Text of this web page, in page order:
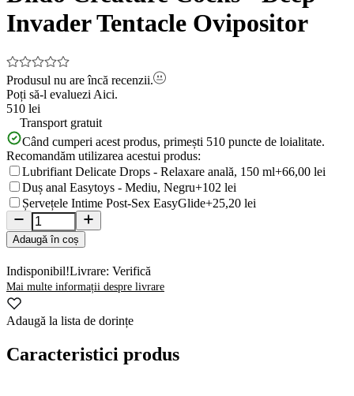
Invader Tentacle Ovipositor
Produsul nu are încă recenzii.
Poți să-l evaluezi Aici.
510 lei
Transport gratuit
Când cumperi acest produs, primești 510 puncte de loialitate.
Recomandăm utilizarea acestui produs:
Lubrifiant Delicate Drops - Relaxare anală, 150 ml+66,00 lei
Duș anal Easytoys - Mediu, Negru+102 lei
Șervețele Intime Post-Sex EasyGlide+25,20 lei
Adaugă în coș
Indisponibil!Livrare: Verifică
Mai multe informații despre livrare
Adaugă la lista de dorințe
Caracteristici produs